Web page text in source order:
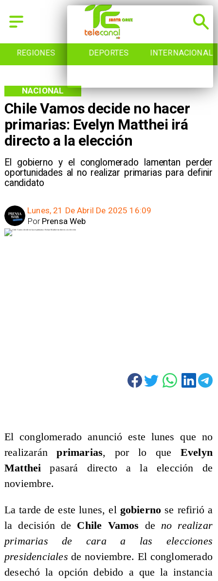
REGIONES DEPORTES INTERNACIONAL
Chile Vamos decide no hacer
primarias: Evelyn Matthei irá
directo a la elección
El gobierno y el conglomerado lamentan perder
oportunidades al no realizar primarias para definir
candidato
NACIONAL
Lunes, 21 De Abril De 2025 16:09
Prensa Web
Por
El conglomerado anunció este lunes que no
realizaránprimarias, por lo que Evelyn
Matthei pasará directo a la elección de
noviembre.
La tarde de este lunes, el gobierno se refirió a
la decisión de Chile Vamos de no realizar
primarias de cara a las elecciones
presidenciales de noviembre. El conglomerado
desechó la opción debido a que la instancia